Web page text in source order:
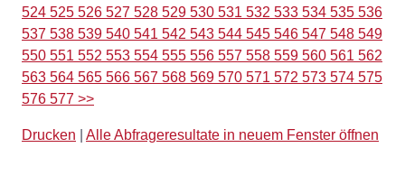
524 525 526 527 528 529 530 531 532 533 534 535 536
537 538 539 540 541 542 543 544 545 546 547 548 549
550 551 552 553 554 555 556 557 558 559 560 561 562
563 564 565 566 567 568 569 570 571 572 573 574 575
576 577 >>
Drucken Alle Abfrageresultate in neuem Fenster öffnen